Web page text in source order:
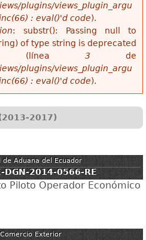
plugins/views_plugin_argu
: eval()'d code).
: substr(): Passing null to
of type string is deprecated
3 de
plugins/views_plugin_argu
: eval()'d code).
2017)
de Aduana del Ecuador
DGN-2014-0566-RE
Piloto Operador Económico
Exterior